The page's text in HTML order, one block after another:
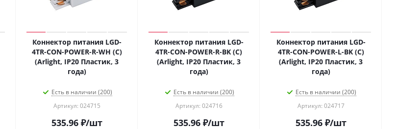
Коннектор питания LGD-
4TR-CON-POWER-R-WH (C)
(Arlight, IP20 Пластик, 3
года)
Есть в наличии (200)
Артикул: 024715
535.96₽/шт
Коннектор питания LGD-
4TR-CON-POWER-R-BK (C)
(Arlight, IP20 Пластик, 3
года)
Есть в наличии (200)
Артикул: 024716
535.96₽/шт
Коннектор питания LGD-
4TR-CON-POWER-L-BK (C)
(Arlight, IP20 Пластик, 3
года)
Есть в наличии (200)
Артикул: 024717
535.96₽/шт